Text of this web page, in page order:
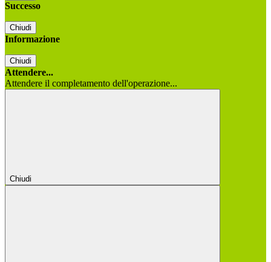
Successo
Chiudi
Informazione
Chiudi
Attendere...
Attendere il completamento dell'operazione...
Chiudi